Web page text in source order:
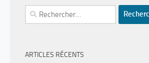
Rechercher :
ARTICLES RÉCENTS